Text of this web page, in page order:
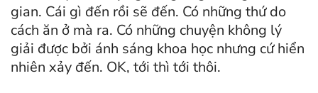
gian. Cái gì đến rồi sẽ đến. Có những thứ do
cách ăn ở mà ra. Có những chuyện không lý
giải được bởi ánh sáng khoa học nhưng cứ hiển
nhiên xảy đến. OK, tới thì tới thôi.